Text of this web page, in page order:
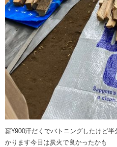
薪¥900汗だくでバトニングしたけど
かります今日は炭火で良かったかも